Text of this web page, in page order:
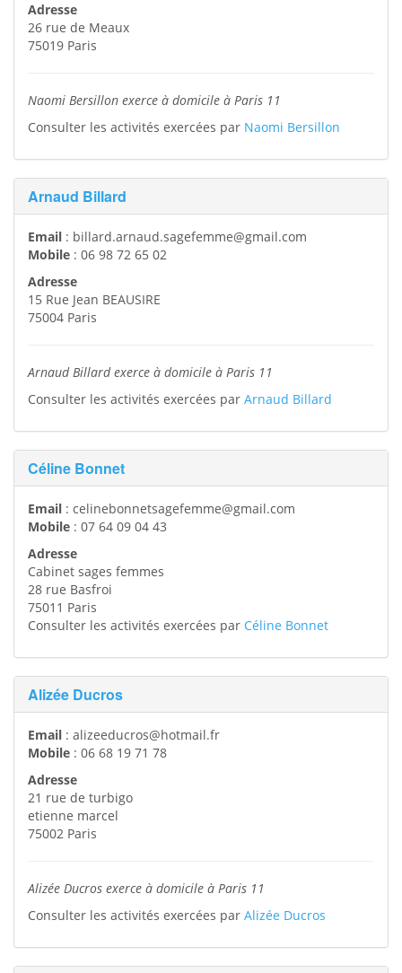
Adresse
26 rue de Meaux
75019 Paris
Naomi Bersillon exerce à domicile à Paris 11
Consulter les activités exercées par Naomi Bersillon
Arnaud Billard
Email : billard.arnaud.sagefemme@gmail.com
Mobile : 06 98 72 65 02
Adresse
15 Rue Jean BEAUSIRE
75004 Paris
Arnaud Billard exerce à domicile à Paris 11
Consulter les activités exercées par Arnaud Billard
Céline Bonnet
Email : celinebonnetsagefemme@gmail.com
Mobile : 07 64 09 04 43
Adresse
Cabinet sages femmes
28 rue Basfroi
75011 Paris
Consulter les activités exercées par Céline Bonnet
Alizée Ducros
Email : alizeeducros@hotmail.fr
Mobile : 06 68 19 71 78
Adresse
21 rue de turbigo
etienne marcel
75002 Paris
Alizée Ducros exerce à domicile à Paris 11
Consulter les activités exercées par Alizée Ducros